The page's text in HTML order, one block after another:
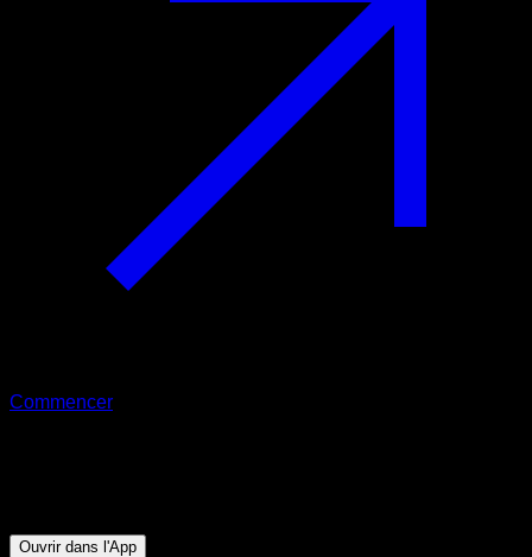
Commencer
Ouvrir dans l'App